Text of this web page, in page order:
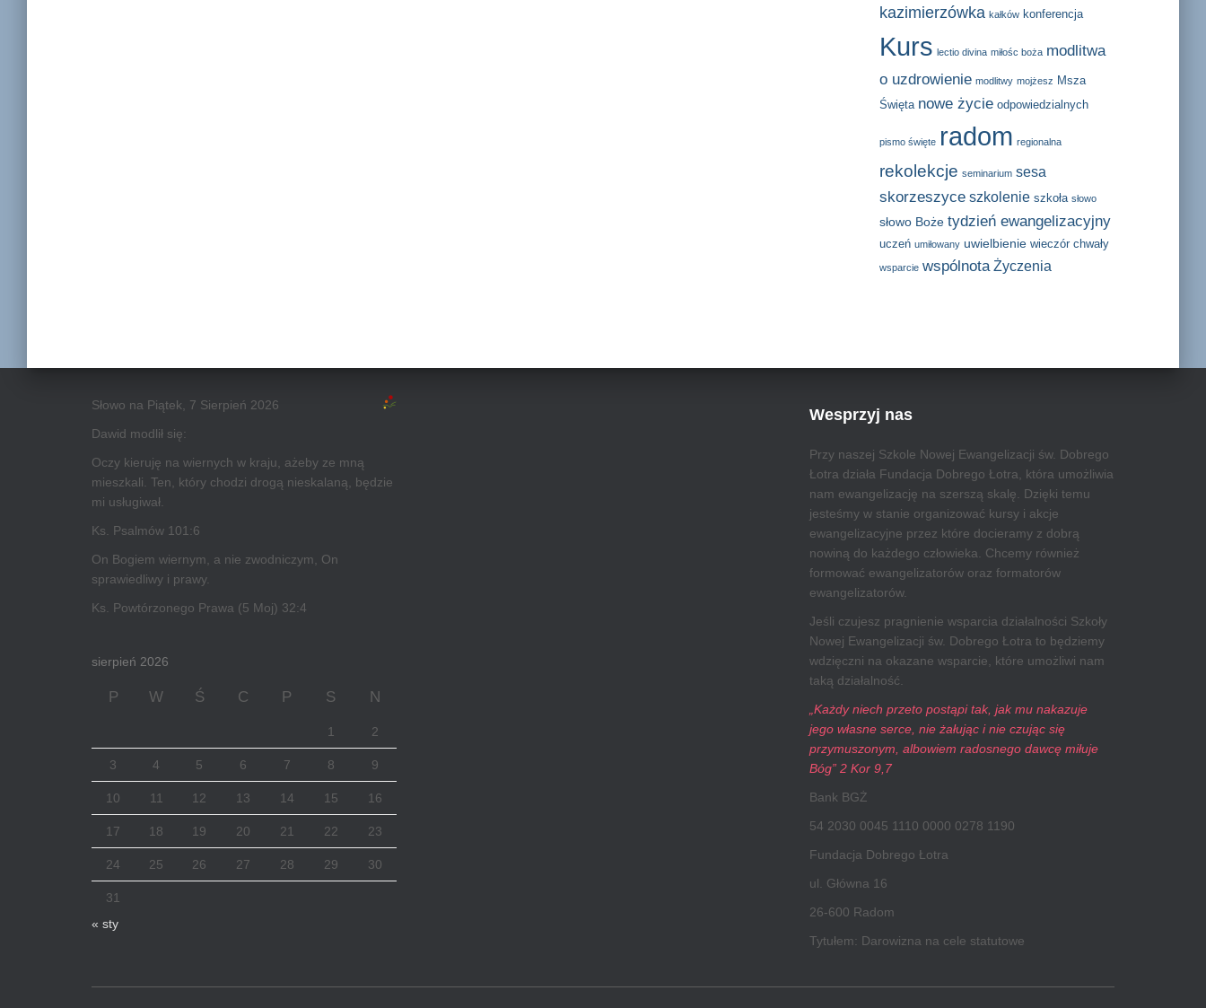
kazimierzówka kałków konferencja
Kurs lectio divina miłośc boża modlitwa
o uzdrowienie modlitwy mojżesz Msza
Święta nowe życie odpowiedzialnych
pismo święte radom regionalna
rekolekcje seminarium sesa
skorzeszyce szkolenie szkoła słowo
słowo Boże tydzień ewangelizacyjny
uczeń umiłowany uwielbienie wieczór chwały
wsparcie wspólnota Życzenia
Słowo na Piątek, 7 Sierpień 2026
Dawid modlił się:
Oczy kieruję na wiernych w kraju, ażeby ze mną
mieszkali. Ten, który chodzi drogą nieskalaną, będzie
mi usługiwał.
Ks. Psalmów 101:6
On Bogiem wiernym, a nie zwodniczym, On
sprawiedliwy i prawy.
Ks. Powtórzonego Prawa (5 Moj) 32:4
sierpień 2026
P W Ś C P S N
1 2
3 4 5 6 7 8 9
10 11 12 13 14 15 16
17 18 19 20 21 22 23
24 25 26 27 28 29 30
31
« sty
Wesprzyj nas
Przy naszej Szkole Nowej Ewangelizacji św. Dobrego
Łotra działa Fundacja Dobrego Łotra, która umożliwia
nam ewangelizację na szerszą skalę. Dzięki temu
jesteśmy w stanie organizować kursy i akcje
ewangelizacyjne przez które docieramy z dobrą
nowiną do każdego człowieka. Chcemy również
formować ewangelizatorów oraz formatorów
ewangelizatorów.
Jeśli czujesz pragnienie wsparcia działalności Szkoły
Nowej Ewangelizacji św. Dobrego Łotra to będziemy
wdzięczni na okazane wsparcie, które umożliwi nam
taką działalność.
„Każdy niech przeto postąpi tak, jak mu nakazuje
jego własne serce, nie żałując i nie czując się
przymuszonym, albowiem radosnego dawcę miłuje
Bóg” 2 Kor 9,7
Bank BGŻ
54 2030 0045 1110 0000 0278 1190
Fundacja Dobrego Łotra
ul. Główna 16
26-600 Radom
Tytułem: Darowizna na cele statutowe